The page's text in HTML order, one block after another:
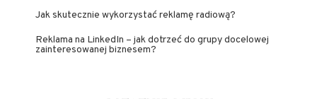
Jak skutecznie wykorzystać reklamę radiową?
Reklama na LinkedIn – jak dotrzeć do grupy docelowej
zainteresowanej biznesem?